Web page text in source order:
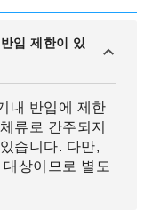
입 제한이 있
내 반입에 제한
류로 간주되지
습니다. 다만,
상이므로 별도